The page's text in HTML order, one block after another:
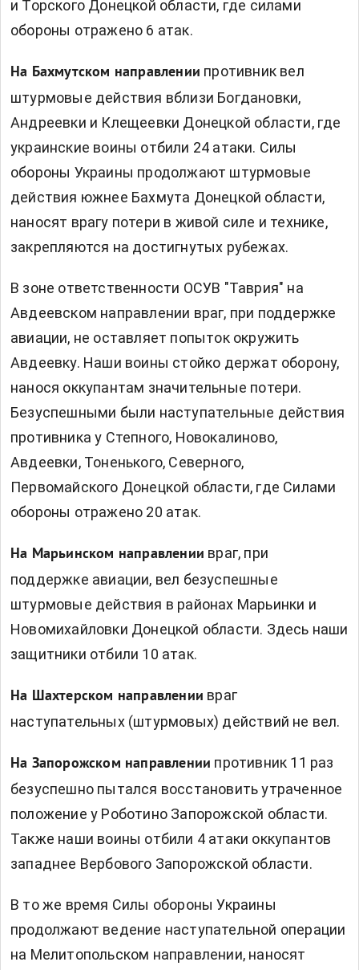
и Торского Донецкой области, где силами
обороны отражено 6 атак.
На Бахмутском направлении противник вел
штурмовые действия вблизи Богдановки,
Андреевки и Клещеевки Донецкой области, где
украинские воины отбили 24 атаки. Силы
обороны Украины продолжают штурмовые
действия южнее Бахмута Донецкой области,
наносят врагу потери в живой силе и технике,
закрепляются на достигнутых рубежах.
В зоне ответственности ОСУВ "Таврия" на
Авдеевском направлении враг, при поддержке
авиации, не оставляет попыток окружить
Авдеевку. Наши воины стойко держат оборону,
нанося оккупантам значительные потери.
Безуспешными были наступательные действия
противника у Степного, Новокалиново,
Авдеевки, Тоненького, Северного,
Первомайского Донецкой области, где Силами
обороны отражено 20 атак.
На Марьинском направлении враг, при
поддержке авиации, вел безуспешные
штурмовые действия в районах Марьинки и
Новомихайловки Донецкой области. Здесь наши
защитники отбили 10 атак.
На Шахтерском направлении враг
наступательных (штурмовых) действий не вел.
На Запорожском направлении противник 11 раз
безуспешно пытался восстановить утраченное
положение у Роботино Запорожской области.
Также наши воины отбили 4 атаки оккупантов
западнее Вербового Запорожской области.
В то же время Силы обороны Украины
продолжают ведение наступательной операции
на Мелитопольском направлении, наносят